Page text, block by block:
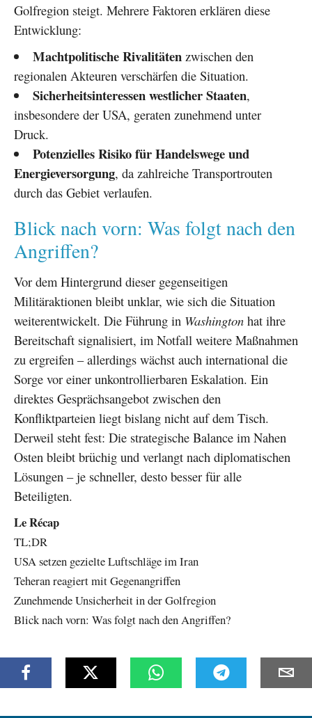
Golfregion steigt. Mehrere Faktoren erklären diese
Entwicklung:
Machtpolitische Rivalitätenzwischen den
regionalen Akteuren verschärfen die Situation.
Sicherheitsinteressen westlicher Staaten,
insbesondere der USA, geraten zunehmend unter
Druck.
Potenzielles Risiko für Handelswege und
Energieversorgung, da zahlreiche Transportrouten
durch das Gebiet verlaufen.
Blick nach vorn: Was folgt nach den
Angriffen?
Vor dem Hintergrund dieser gegenseitigen
Militäraktionen bleibt unklar, wie sich die Situation
weiterentwickelt. Die Führung in Washington hat ihre
Bereitschaft signalisiert, im Notfall weitere Maßnahmen
zu ergreifen – allerdings wächst auch international die
Sorge vor einer unkontrollierbaren Eskalation. Ein
direktes Gesprächsangebot zwischen den
Konfliktparteien liegt bislang nicht auf dem Tisch.
Derweil steht fest: Die strategische Balance im Nahen
Osten bleibt brüchig und verlangt nach diplomatischen
Lösungen – je schneller, desto besser für alle
Beteiligten.
Le Récap
TL;DR
USA setzen gezielte Luftschläge im Iran
Teheran reagiert mit Gegenangriffen
Zunehmende Unsicherheit in der Golfregion
Blick nach vorn: Was folgt nach den Angriffen?